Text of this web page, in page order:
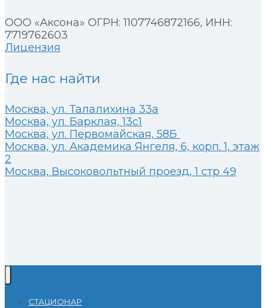
ООО «Аксона» ОГРН: 1107746872166, ИНН:
7719762603
Лицензия
Где нас найти
Москва, ул. Талалихина 33а
Москва, ул. Барклая, 13с1
Москва, ул. Первомайская, 58Б
Москва, ул. Академика Янгеля, 6, корп. 1, этаж
2
Москва, Высоковольтный проезд, 1 стр 49
CТАЦИОНАР